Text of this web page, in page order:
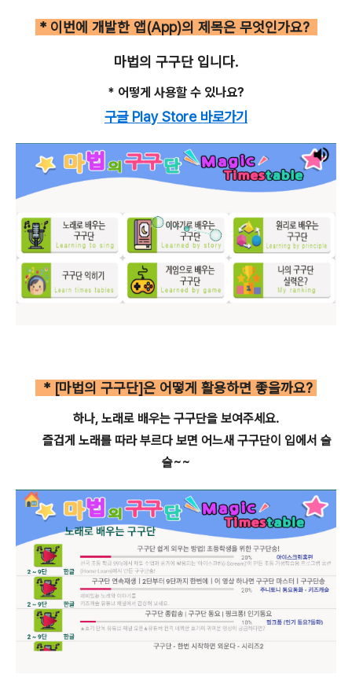
* 이번에 개발한 앱(App)의 제목은 무엇인가요?
마법의 구구단 입니다.
* 어떻게 사용할 수 있나요?
구글 Play Store 바로가기
* [마법의 구구단]은 어떻게 활용하면 좋을까요?
하나, 노래로 배우는 구구단을 보여주세요.
즐겁게 노래를 따라 부르다 보면 어느새 구구단이 입에서 술
술~~